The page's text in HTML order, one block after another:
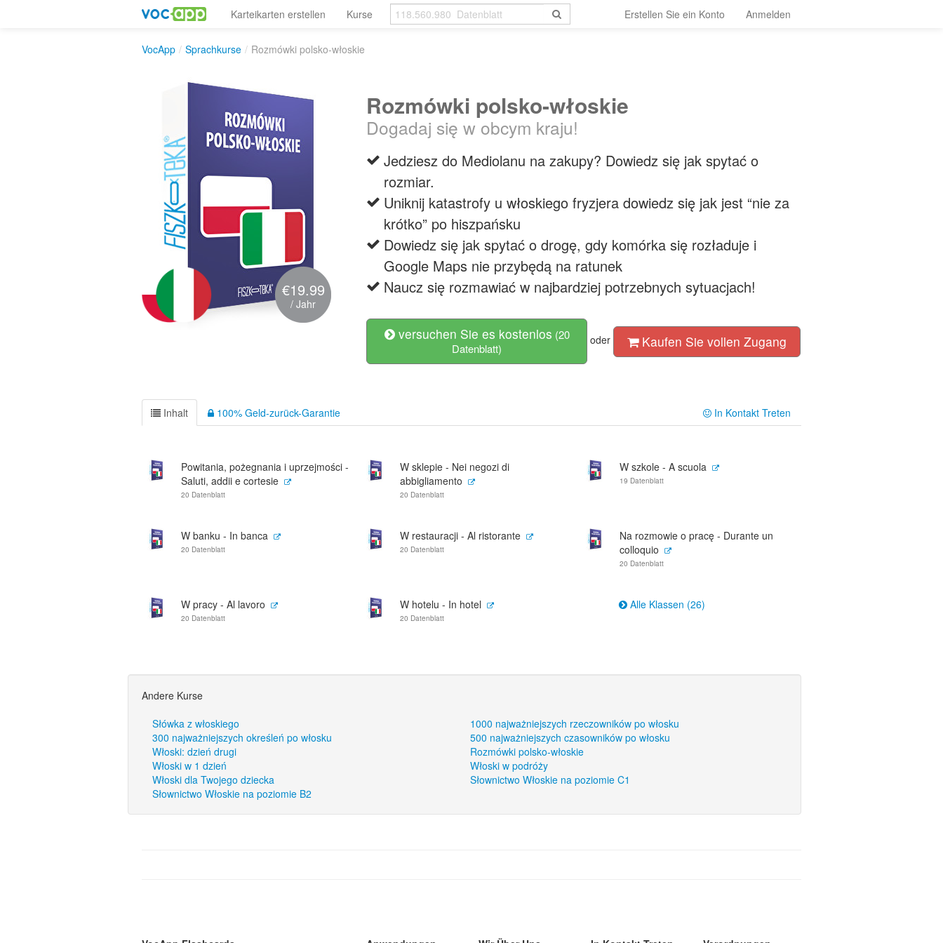
Karteikarten erstellen Kurse Erstellen Sie ein Konto Anmelden
VocApp / Sprachkurse / Rozmówki polsko-włoskie
€19.99
/ Jahr
Rozmówki polsko-włoskie
Dogadaj się w obcym kraju!
Jedziesz do Mediolanu na zakupy? Dowiedz się jak spytać o
rozmiar.
Uniknij katastrofy u włoskiego fryzjera dowiedz się jak jest “nie za
krótko” po hiszpańsku
Dowiedz się jak spytać o drogę, gdy komórka się rozładuje i
Google Maps nie przybędą na ratunek
Naucz się rozmawiać w najbardziej potrzebnych sytuacjach!
versuchen Sie es kostenlos (20
Datenblatt)
oder Kaufen Sie vollen Zugang
Inhalt 100% Geld-zurück-Garantie In Kontakt Treten
Powitania, pożegnania i uprzejmości -
Saluti, addii e cortesie
20 Datenblatt
W sklepie - Nei negozi di
abbigliamento
20 Datenblatt
W szkole - A scuola
19 Datenblatt
W banku - In banca
20 Datenblatt
W restauracji - Al ristorante
20 Datenblatt
Na rozmowie o pracę - Durante un
colloquio
20 Datenblatt
W pracy - Al lavoro
20 Datenblatt
W hotelu - In hotel
20 Datenblatt
Alle Klassen (26)
Andere Kurse
Słówka z włoskiego
1000 najważniejszych rzeczowników po włosku
300 najważniejszych określeń po włosku
500 najważniejszych czasowników po włosku
Włoski: dzień drugi
Rozmówki polsko-włoskie
Włoski w 1 dzień
Włoski w podróży
Włoski dla Twojego dziecka
Słownictwo Włoskie na poziomie C1
Słownictwo Włoskie na poziomie B2